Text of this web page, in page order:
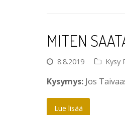
MITEN
8.8.2019 Kysy
Kysymys: Jos
Lue lisää